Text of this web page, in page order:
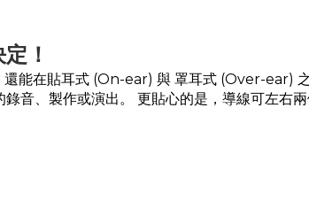
！
能在貼耳式 (On-ear) 與 罩耳式 (Over-ear)
音、製作或演出。 更貼心的是，導線可左